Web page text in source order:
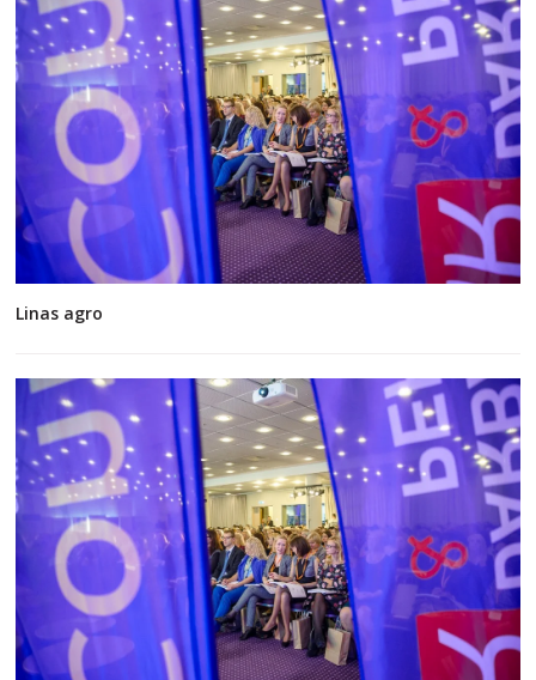
Linas agro